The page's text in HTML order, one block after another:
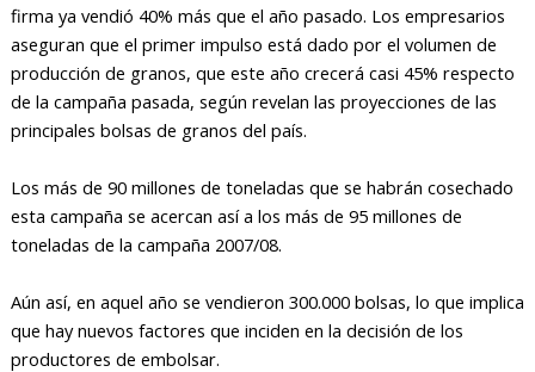
firma ya vendió 40% más que el año pasado. Los empresarios
aseguran que el primer impulso está dado por el volumen de
producción de granos, que este año crecerá casi 45% respecto
de la campaña pasada, según revelan las proyecciones de las
principales bolsas de granos del país.
Los más de 90 millones de toneladas que se habrán cosechado
esta campaña se acercan así a los más de 95 millones de
toneladas de la campaña 2007/08.
Aún así, en aquel año se vendieron 300.000 bolsas, lo que implica
que hay nuevos factores que inciden en la decisión de los
productores de embolsar.